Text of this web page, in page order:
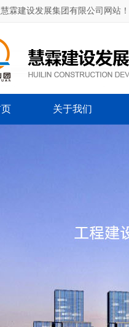
霖建设发展集团有限公司网站！
关于我们